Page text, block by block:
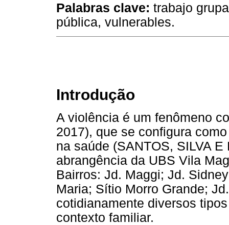
Palabras clave: trabajo
pública, vulnerables.
Introdução
A violência é um fenômeno
2017), que se configura
na saúde (SANTOS, SILVA
abrangência da UBS Vila
Bairros: Jd. Maggi; Jd.
Maria; Sítio Morro Grande;
cotidianamente diversos
contexto familiar.